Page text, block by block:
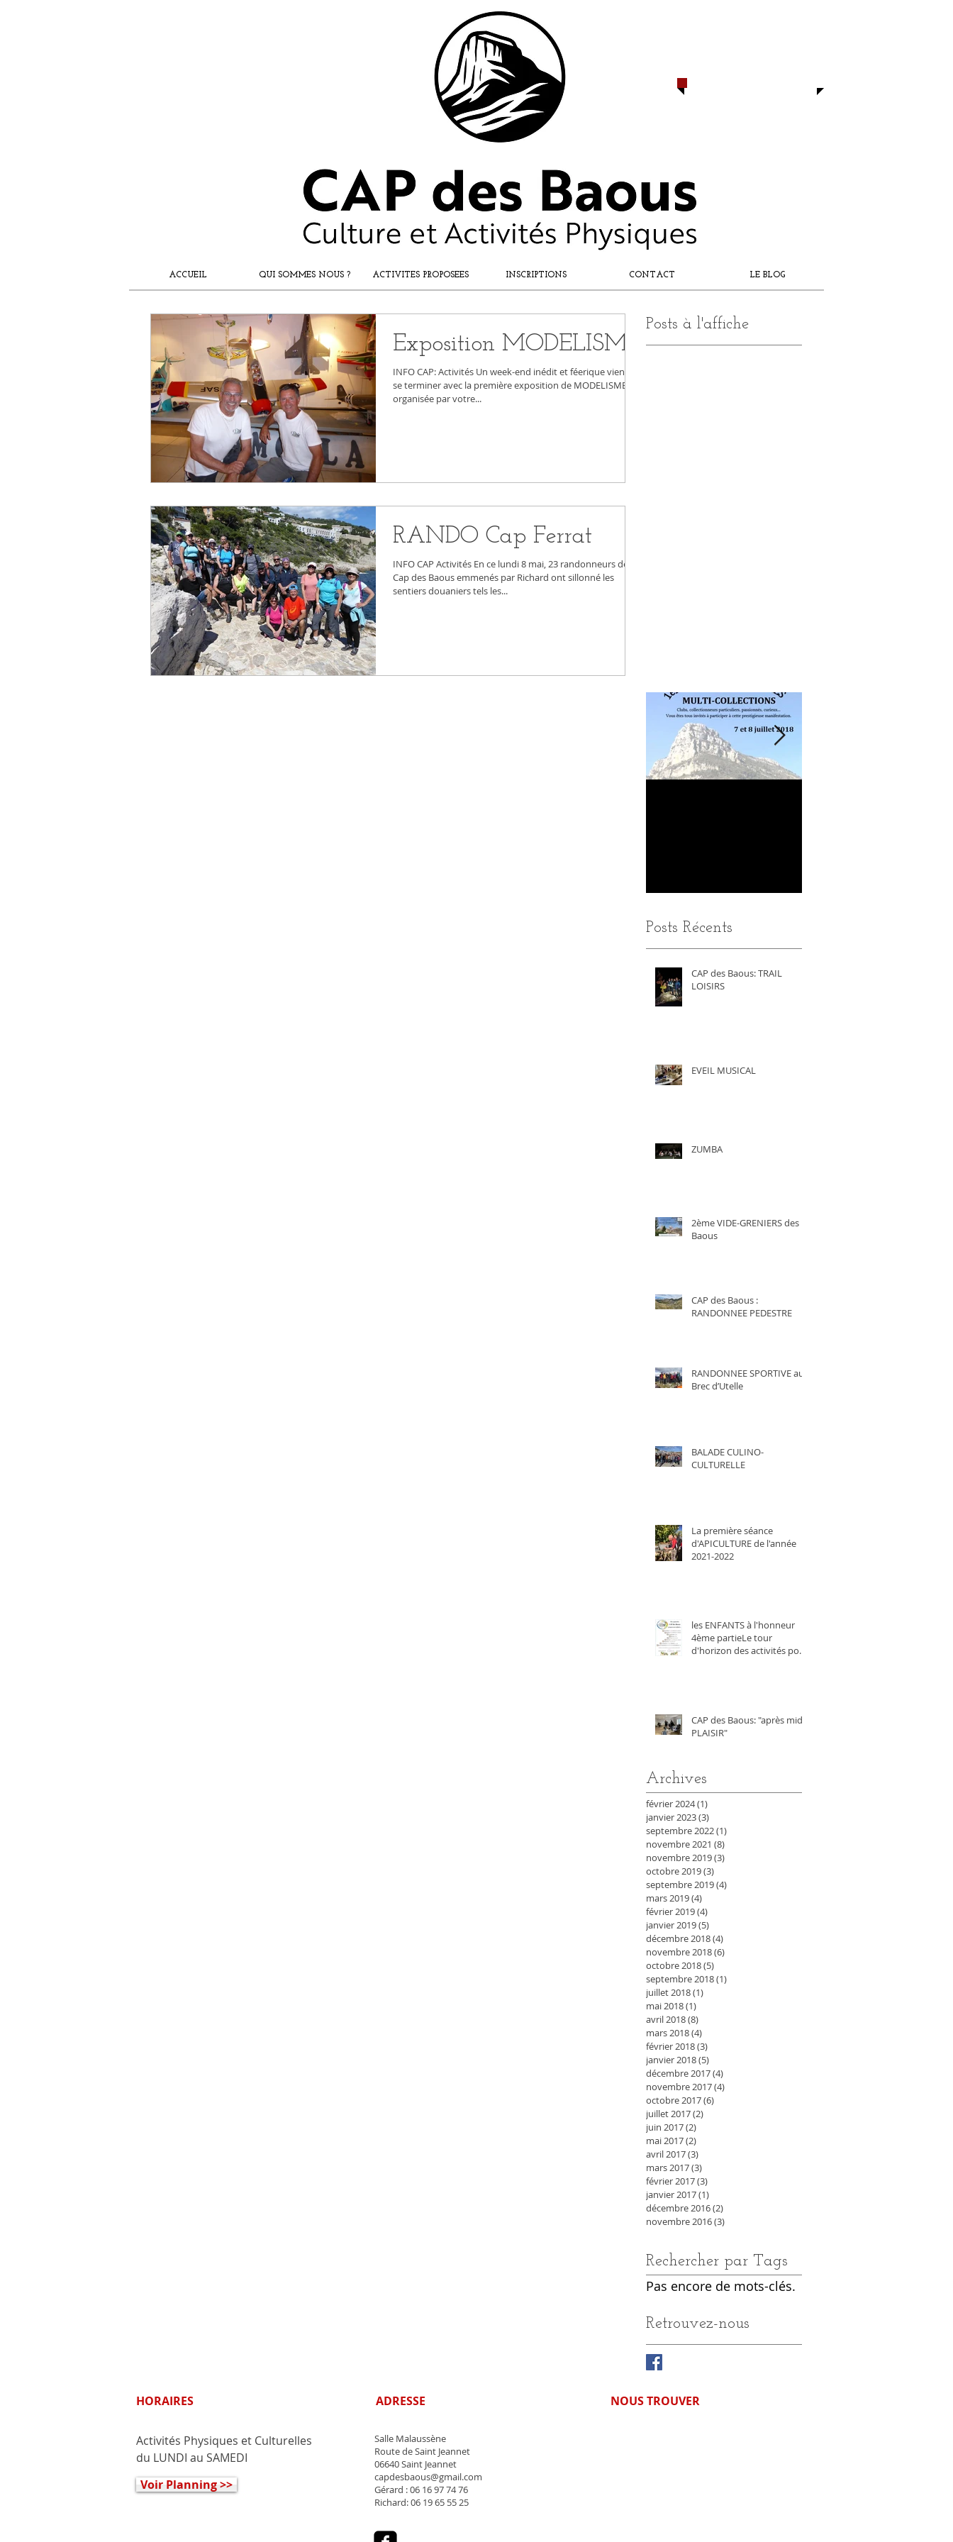
ACCUEIL QUI SOMMES NOUS ? ACTIVITES PROPOSEES INSCRIPTIONS CONTACT LE BLOG
Exposition MODELISME
INFO CAP: Activités Un week-end inédit et féerique vient de
se terminer avec la première exposition de MODELISME
organisée par votre...
RANDO Cap Ferrat
INFO CAP Activités En ce lundi 8 mai, 23 randonneurs de
Cap des Baous emmenés par Richard ont sillonné les
sentiers douaniers tels les...
Posts à l'affiche
Posts Récents
CAP des Baous: TRAIL
LOISIRS
EVEIL MUSICAL
ZUMBA
2ème VIDE-GRENIERS des
Baous
CAP des Baous :
RANDONNEE PEDESTRE
RANDONNEE SPORTIVE au
Brec d’Utelle
BALADE CULINO-
CULTURELLE
La première séance
d'APICULTURE de l'année
2021-2022
les ENFANTS à l'honneur
4ème partieLe tour
d'horizon des activités pour
CAP des Baous: "après midi
PLAISIR"
Archives
février 2024(1)
janvier 2023(3)
septembre 2022(1)
novembre 2021 (8)
novembre 2019(3)
octobre 2019(3)
septembre 2019(4)
mars 2019(4)
février 2019(4)
janvier 2019(5)
décembre 2018(4)
novembre 2018(6)
octobre 2018(5)
septembre 2018(1)
juillet 2018(1)
mai 2018(1)
avril 2018(8)
mars 2018(4)
février 2018(3)
janvier 2018(5)
décembre 2017(4)
novembre 2017(4)
octobre 2017(6)
juillet 2017(2)
juin 2017(2)
mai 2017(2)
avril 2017(3)
mars 2017(3)
février 2017(3)
janvier 2017(1)
décembre 2016(2)
novembre 2016(3)
Rechercher par Tags
Pas encore de mots-clés.
Retrouvez-nous
HORAIRES
Activités Physiques et Culturelles
du LUNDI au SAMEDI
Voir Planning >>
ADRESSE
Salle Malaussène
Route de Saint Jeannet
06640 Saint Jeannet
capdesbaous@gmail.com
Gérard : 06 16 97 74 76
Richard: 06 19 65 55 25
NOUS TROUVER